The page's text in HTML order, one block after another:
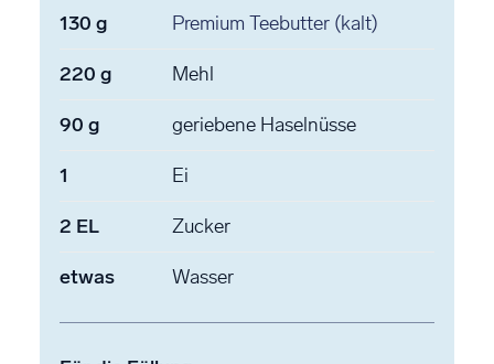
130 g Premium Teebutter (kalt)
220 g Mehl
90 g geriebene Haselnüsse
1 Ei
2 EL Zucker
etwas Wasser